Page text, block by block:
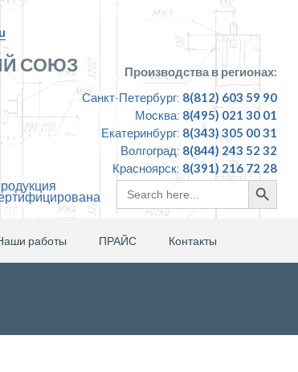
СОЮЗ
Производства в регионах:
Санкт-Петербург: 8(812) 603 59 90
Москва: 8(495) 021 30 01
Екатеринбург: 8(343) 305 00 31
Волгоград: 8(844) 243 52 32
Красноярск: 8(391) 216 72 28
Search
for:
Search
Button
работы ПРАЙС Контакты